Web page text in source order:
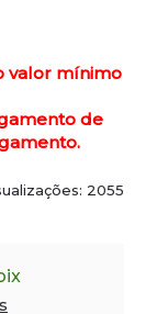
valor mínimo
de
2055